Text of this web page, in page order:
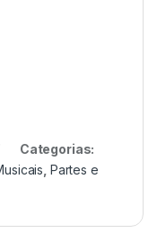
Categorias:
Partes e